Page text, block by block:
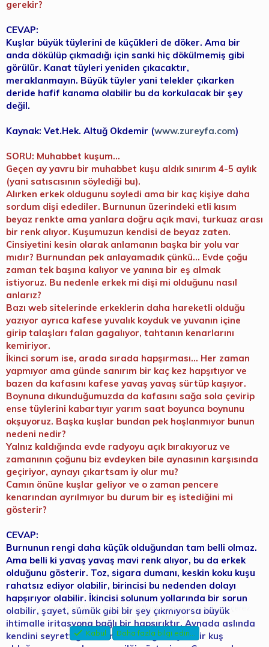
gerekir?
CEVAP:
Kuşlar büyük tüylerini de küçükleri de döker. Ama bir
anda dökülüp çıkmadığı için sanki hiç dökülmemiş gibi
görülür. Kanat tüyleri yeniden çıkacaktır,
meraklanmayın. Büyük tüyler yani telekler çıkarken
deride hafif kanama olabilir bu da korkulacak bir şey
değil.
Kaynak: Vet.Hek. Altuğ Okdemir (www.zureyfa.com)
SORU: Muhabbet kuşum...
Geçen ay yavru bir muhabbet kuşu aldık sınırım 4-5 aylık
(yani satıscısının söylediği bu).
Alırken erkek oldugunu soyledi ama bir kaç kişiye daha
sordum dişi edediler. Burnunun üzerindeki etli kısım
beyaz renkte ama yanlara doğru açık mavi, turkuaz arası
bir renk alıyor. Kuşumuzun kendisi de beyaz zaten.
Cinsiyetini kesin olarak anlamanın başka bir yolu var
mıdır? Burnundan pek anlayamadık çünkü... Evde çoğu
zaman tek başına kalıyor ve yanına bir eş almak
istiyoruz. Bu nedenle erkek mi dişi mi olduğunu nasıl
anlarız?
Bazı web sitelerinde erkeklerin daha hareketli olduğu
yazıyor ayrıca kafese yuvalık koyduk ve yuvanın içine
girip talaşları falan gagalıyor, tahtanın kenarlarını
kemiriyor.
İkinci sorum ise, arada sırada hapşırması... Her zaman
yapmıyor ama günde sanırım bir kaç kez hapşıtıyor ve
bazen da kafasını kafese yavaş yavaş sürtüp kaşıyor.
Boynuna dıkunduğumuzda da kafasını sağa sola çevirip
ense tüylerini kabartıyır yarım saat boyunca boynunu
okşuyoruz. Başka kuşlar bundan pek hoşlanmıyor bunun
nedeni nedir?
Yalnız kaldığında evde radyoyu açık bırakıyoruz ve
zamanının çoğunu biz evdeyken bile aynasının karşısında
geçiriyor, aynayı çıkartsam iy olur mu?
Camın önüne kuşlar geliyor ve o zaman pencere
kenarından ayrılmıyor bu durum bir eş istediğini mi
gösterir?
CEVAP:
Burnunun rengi daha küçük olduğundan tam belli olmaz.
Ama belli ki yavaş yavaş mavi renk alıyor, bu da erkek
olduğunu gösterir. Toz, sigara dumanı, keskin koku kuşu
rahatsız ediyor olabilir, birincisi bu nedenden dolayı
hapşırıyor olabilir. İkincisi solunum yollarında bir sorun
olabilir, şayet, sümük gibi bir şey çıkmıyorsa büyük
ihtimalle iritasyona bağlı bir hapsırıktır. Aynada aslında
kendini seyrettiğinin farkında değil başka bir kuş
Bu site çerezler kullanır. Bu siteyi kullanmaya devam ederek çerez
kullanımımızı kabul etmiş olursunuz.
Kabul
Daha fazla bilgi edin…